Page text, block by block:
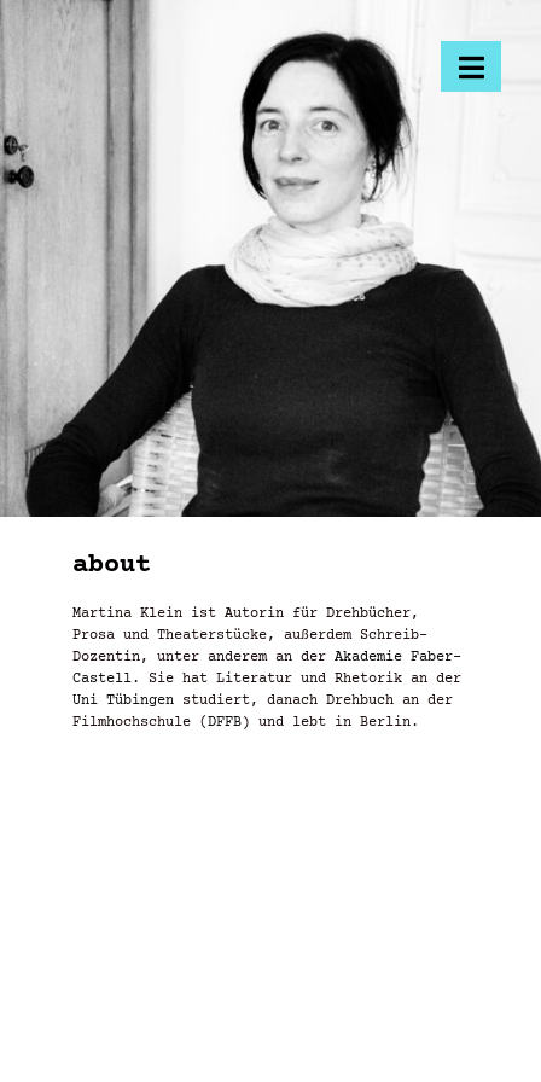
about
Martina Klein ist Autorin für Drehbücher,
Prosa und Theaterstücke, außerdem Schreib-
Dozentin, unter anderem an der Akademie Faber-
Castell. Sie hat Literatur und Rhetorik an der
Uni Tübingen studiert, danach Drehbuch an der
Filmhochschule (DFFB) und lebt in Berlin.